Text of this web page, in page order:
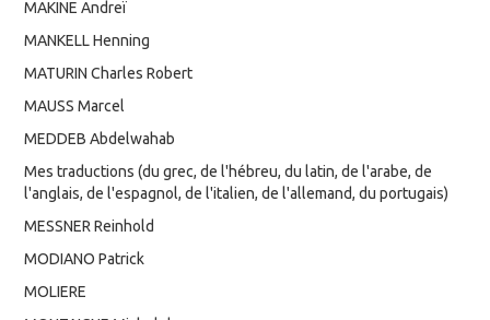
MAKINE Andreï
MANKELL Henning
MATURIN Charles Robert
MAUSS Marcel
MEDDEB Abdelwahab
Mes traductions (du grec, de l'hébreu, du latin, de l'arabe, de
l'anglais, de l'espagnol, de l'italien, de l'allemand, du portugais)
MESSNER Reinhold
MODIANO Patrick
MOLIERE